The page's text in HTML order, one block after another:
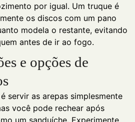
por igual. Um truque é
os discos com um pano
modela o restante, evitando
antes de ir ao fogo.
e opções de
servir as arepas simplesmente
você pode rechear após
um sanduíche. Experimente